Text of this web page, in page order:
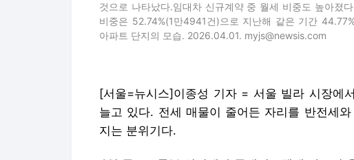
것으로 나타났다.임대차 신규계약 중 월세 비중도 높아졌
비중은 52.74%(1만4941건)으로 지난해 같은 기간
아파트 단지의 모습. 2026.04.01. myjs@newsis.com
[서울=뉴시스]이종성 기자 = 서울 빌라 시장에
늘고 있다. 전세 매물이 줄어든 자리를 반전세
지는 분위기다.